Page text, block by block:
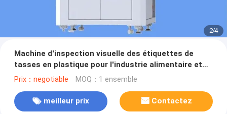
2/4
Machine d'inspection visuelle des étiquettes de
tasses en plastique pour l'industrie alimentaire et
des boissons
Prix：negotiable MOQ：1 ensemble
meilleur prix Contactez